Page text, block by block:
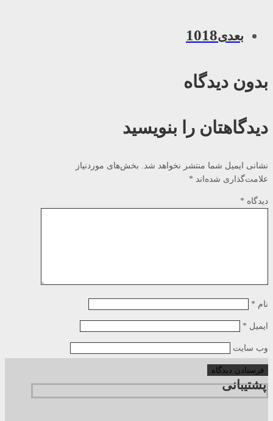
بعدی1018
بدون دیدگاه
دیدگاهتان را بنویسید
نشانی ایمیل شما منتشر نخواهد شد. بخش‌های موردنیاز
علامت‌گذاری شده‌اند *
دیدگاه *
نام *
ایمیل *
وب‌ سایت
پشتیبانی